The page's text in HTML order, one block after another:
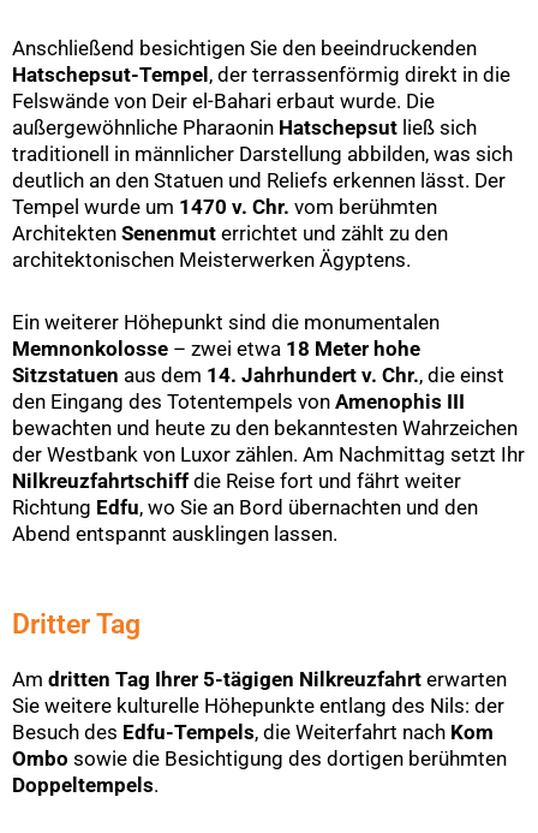
Anschließend besichtigen Sie den beeindruckenden
Hatschepsut-Tempel , der terrassenförmig direkt in die
Felswände von Deir el-Bahari erbaut wurde. Die
außergewöhnliche Pharaonin Hatschepsut ließ sich
traditionell in männlicher Darstellung abbilden, was sich
deutlich an den Statuen und Reliefs erkennen lässt. Der
Tempel wurde um 1470 v. Chr. vom berühmten
Architekten Senenmut errichtet und zählt zu den
architektonischen Meisterwerken Ägyptens.
Ein weiterer Höhepunkt sind die monumentalen
Memnonkolosse – zwei etwa 18 Meter hohe
Sitzstatuen aus dem 14. Jahrhundert v. Chr., die einst
den Eingang des Totentempels von Amenophis III
bewachten und heute zu den bekanntesten Wahrzeichen
der Westbank von Luxor zählen. Am Nachmittag setzt Ihr
Nilkreuzfahrtschiff die Reise fort und fährt weiter
Richtung Edfu, wo Sie an Bord übernachten und den
Abend entspannt ausklingen lassen.
Dritter Tag
Am dritten Tag Ihrer 5-tägigen Nilkreuzfahrt erwarten
Sie weitere kulturelle Höhepunkte entlang des Nils: der
Besuch des Edfu-Tempels, die Weiterfahrt nach Kom
Ombo sowie die Besichtigung des dortigen berühmten
Doppeltempels.